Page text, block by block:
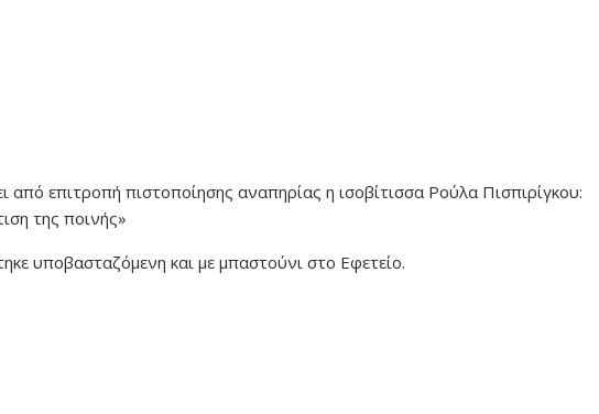
από επιτροπή πιστοποίησης αναπηρίας η ισοβίτισσα Ρούλα Πισπιρίγκου:
της ποινής»
υποβασταζόμενη και με μπαστούνι στο Εφετείο.